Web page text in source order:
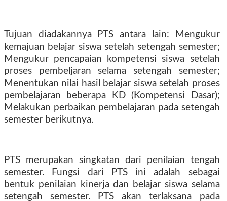
Tujuan diadakannya PTS antara lain:
Mengukur
kemajuan belajar siswa setelah setengah semester;
Mengukur pencapaian kompetensi siswa setelah
proses pembeljaran selama setengah semester;
Menentukan nilai hasil belajar siswa setelah proses
pembelajaran beberapa KD (Kompetensi Dasar);
Melakukan perbaikan pembelajaran pada setengah
semester berikutnya.
PTS merupakan singkatan dari penilaian tengah
semester. Fungsi dari PTS ini adalah sebagai
bentuk penilaian kinerja dan belajar siswa selama
setengah semester. PTS akan terlaksana pada